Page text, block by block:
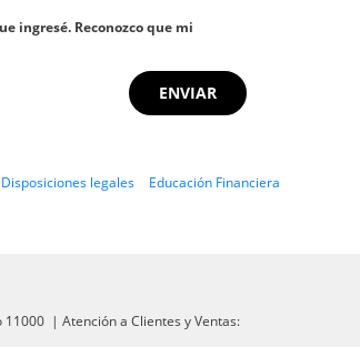
ingresé. Reconozco que mi
Disposiciones legales Educación Financiera
11000 | Atención a Clientes y Ventas: